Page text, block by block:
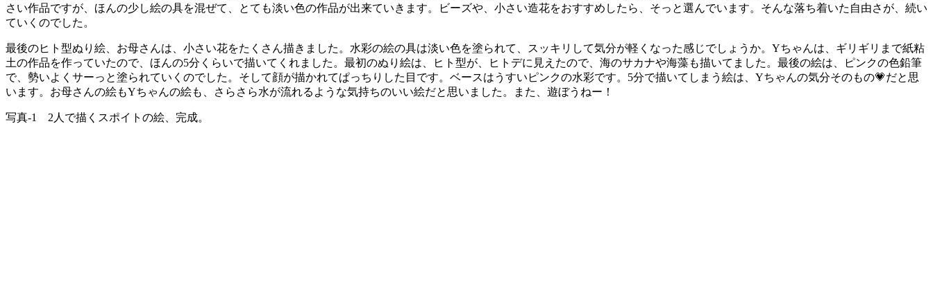
さい作品ですが、ほんの少し絵の具を混ぜて、とても淡い色の作品が出来ていきます。ビーズや、小さい造花をおすすめしたら、そっと選んでいます。そんな落ち着いた自由さが、続い
ていくのでした。
最後のヒト型ぬり絵、お母さんは、小さい花をたくさん描きました。水彩の絵の具は淡い色を塗られて、スッキリして気分が軽くなった感じでしょうか。Yちゃんは、ギリギリまで紙粘
土の作品を作っていたので、ほんの5分くらいで描いてくれました。最初のぬり絵は、ヒト型が、ヒトデに見えたので、海のサカナや海藻も描いてました。最後の絵は、ピンクの色鉛筆
で、勢いよくサーっと塗られていくのでした。そして顔が描かれてぱっちりした目です。ベースはうすいピンクの水彩です。5分で描いてしまう絵は、Yちゃんの気分そのもの💗だと思
います。お母さんの絵もYちゃんの絵も、さらさら水が流れるような気持ちのいい絵だと思いました。また、遊ぼうねー！
写真-1 2人で描くスポイトの絵、完成。